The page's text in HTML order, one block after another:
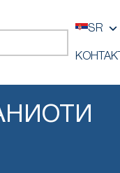
SR
КОНТАКТ